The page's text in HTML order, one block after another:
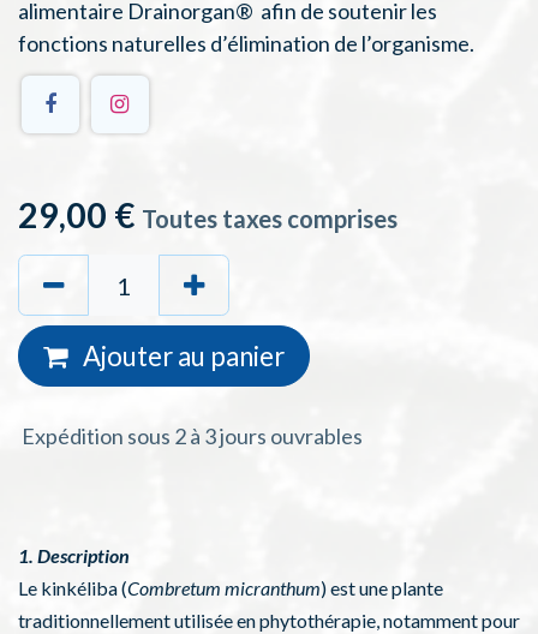
alimentaire Drainorgan® afin de soutenir les
fonctions naturelles d’élimination de l’organisme.
29,00 € Toutes taxes comprises
Ajouter au panier
Expédition sous 2 à 3 jours ouvrables
1. Description
Le kinkéliba (Combretum micranthum) est une plante
traditionnellement utilisée en phytothérapie, notamment pour